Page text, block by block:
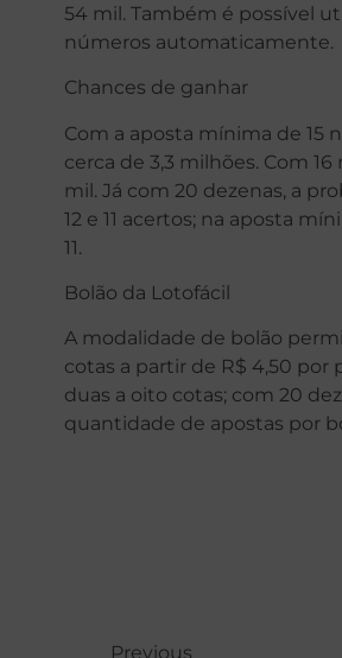
54 mil. Também é possível
números automaticamente.
Chances de ganhar
Com a aposta mínima de 15
cerca de 3,3 milhões. Com
mil. Já com 20 dezenas, a
12 e 11 acertos; na aposta
11.
Bolão da Lotofácil
A modalidade de bolão
cotas a partir de R$ 4,50 por
duas a oito cotas; com 20
quantidade de apostas por
Previous